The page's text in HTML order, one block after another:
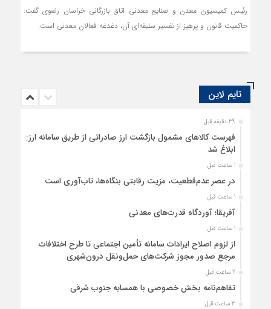
رئیس کمیسیون معدن و صنایع معدنی اتاق بازرگانی خراسان رضوی گفت:
حاکمیت قانون و پرهیز از تفسیر سلیقه‌ای آن، دغدغه فعالان معدنی است.
تایم لاین
39 دقیقه قبل
فهرست کالاهای مشمول بازگشت ارز صادراتی از طریق سامانه ارزی
ابلاغ شد
1 ساعت قبل
در عصر عدم‌قطعیت، مزیت رقابتی بنگاه‌ها، تاب‌آوری است
1 ساعت قبل
آفریقا؛ آوردگاه قدرت‌های معدنی
1 ساعت قبل
از لزوم اصلاح ایرادات سامانه تأمین اجتماعی تا طرح اختلافات
مرجع صدور مجوز شرکت‌های حمل‌ونقل درون‌شهری
2 ساعت قبل
تفاهم‌نامه بخش خصوصی با همسایه جنوب شرقی
3 ساعت قبل